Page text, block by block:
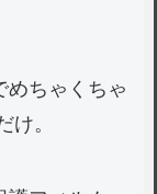
めちゃくちゃ
け。